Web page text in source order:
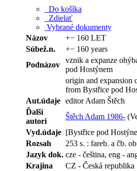
Do košíka
Zdielať
Vybrané dokumenty
Názov
+− 160 LET
Súbež.n.
+− 160 years
Podnázov
vznik a expanze
pod Hostýnem
origin and expansion
from Bystřice pod
Aut.údaje editor Adam Štěch
Ďalší
autori
Štěch Adam 1986-
Vyd.údaje [Bystřice pod
Rozsah
253 s. : fareb. a čb.
Jazyk dok. cze - čeština, eng -
Krajina
CZ - Česká republika